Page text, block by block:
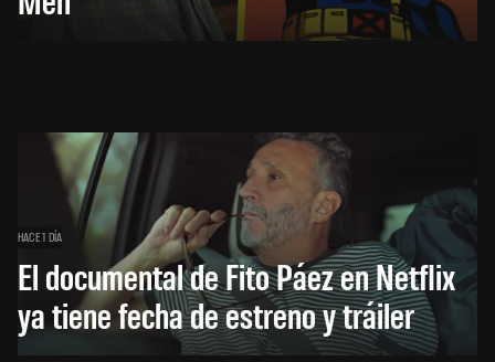
HACE 1 DÍA
El documental de Fito Páez en Netflix
ya tiene fecha de estreno y tráiler